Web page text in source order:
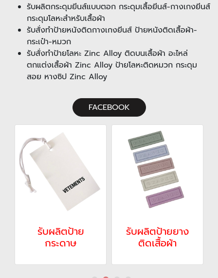
รับผลิตกระดุมยีนส์แบบตอก กระดุมเสื้อยีนส์-กางเกงยีนส์
กระดุมโลหะสำหรับเสื้อผ้า
รับสั่งทำป้ายหนังติดกางเกงยีนส์ ป้ายหนังติดเสื้อผ้า-
กระเป๋า-หมวก
รับสั่งทำป้ายโลหะ Zinc Alloy ติดบนเสื้อผ้า อะไหล่
ตกแต่งเสื้อผ้า Zinc Alloy ป้ายโลหะติดหมวก กระดุม
สอย หางซิป Zinc Alloy
FACEBOOK
รับผลิตป้ายยาง
ติดเสื้อผ้า
รับสั่งทำป้ายโลห